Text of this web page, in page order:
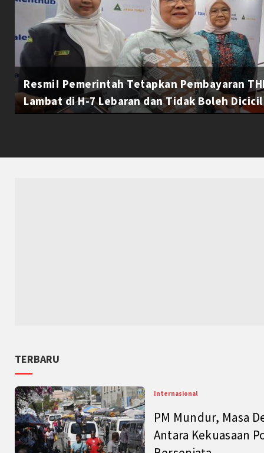
Resmi! Pemerintah Tetapkan Pembayaran
Lambat di H-7 Lebaran dan Tidak Boleh Dicicil
TERBARU
Internasional
PM Mundur, Masa
Antara Kekuasaan